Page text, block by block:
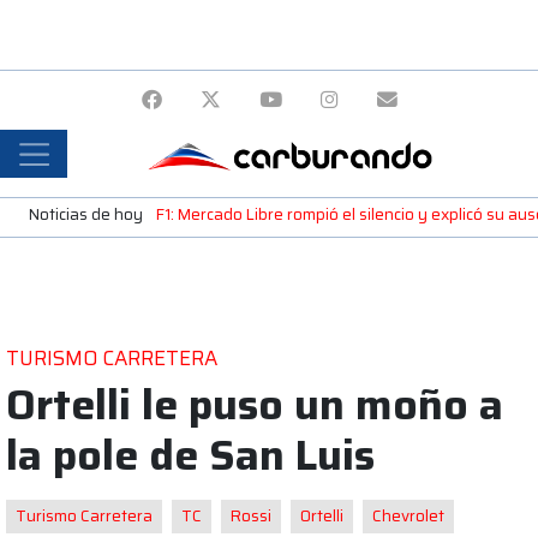
Noticias de hoy F1: Mercado Libre rompió el silencio y explicó su
TURISMO CARRETERA
Ortelli le puso un moño a
la pole de San Luis
Turismo Carretera TC Rossi Ortelli Chevrolet